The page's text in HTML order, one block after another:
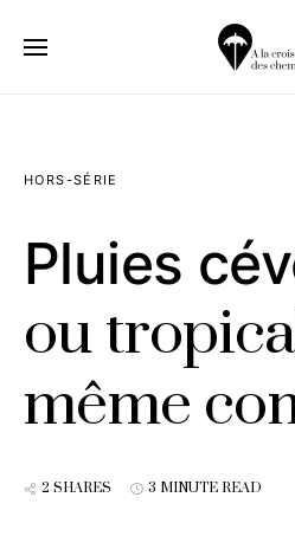
HORS-SÉRIE
Pluies
ou
même
2 SHARES 3 MINUTE READ